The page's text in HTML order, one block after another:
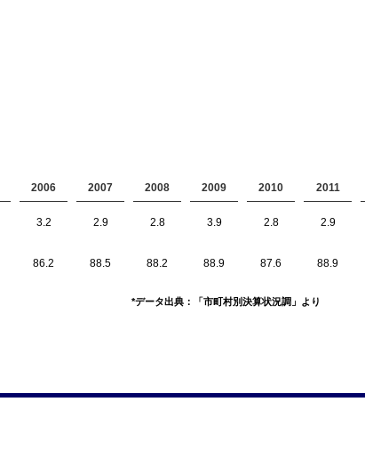
2006 2007 2008 2009 2010 2011
3.2 2.9 2.8 3.9 2.8 2.9
86.2 88.5 88.2 88.9 87.6 88.9
*データ出典：「市町村別決算状況調」より